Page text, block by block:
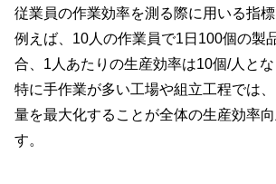
従業員の作業効率を測る際に用いる指標
例えば、10人の作業員で1日100個の製
合、1人あたりの生産効率は10個/人とな
特に手作業が多い工場や組立工程では
量を最大化することが全体の生産効率
す。